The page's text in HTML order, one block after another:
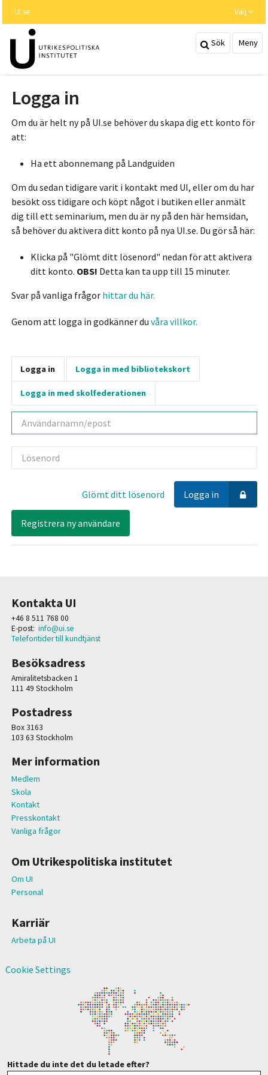
huvudinnehållet
UI.se Välj
Sök Meny
Logga in
Om du är helt ny på UI.se behöver du skapa dig ett konto för
att:
Ha ett abonnemang på Landguiden
Om du sedan tidigare varit i kontakt med UI, eller om du har
besökt oss tidigare och köpt något i butiken eller anmält
dig till ett seminarium, men du är ny på den här hemsidan,
så behöver du aktivera ditt konto på nya UI.se. Du gör så här:
Klicka på "Glömt ditt lösenord" nedan för att aktivera
ditt konto. OBS! Detta kan ta upp till 15 minuter.
Svar på vanliga frågor hittar du här.
Genom att logga in godkänner du våra villkor.
Logga in Logga in med bibliotekskort
Logga in med skolfederationen
Användarnamn
Lösenord
Logga in
Glömt ditt lösenord
Registrera ny användare
Kontakta UI
+46 8 511 768 00
E-post: info@ui.se
Telefontider till kundtjänst
Besöksadress
Amiralitetsbacken 1
111 49 Stockholm
Postadress
Box 3163
103 63 Stockholm
Mer information
Medlem
Skola
Kontakt
Presskontakt
Vanliga frågor
Om Utrikespolitiska institutet
Om UI
Personal
Karriär
Arbeta på UI
Cookie Settings
Hittade du inte det du letade efter?